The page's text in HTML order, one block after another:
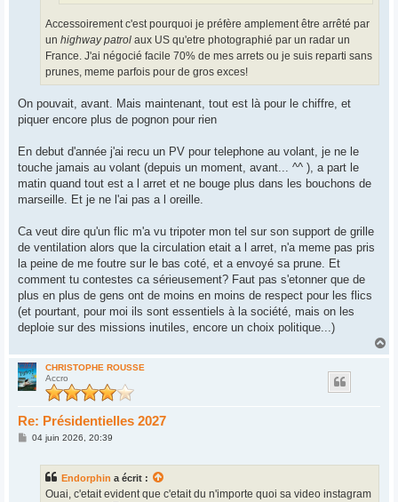
Accessoirement c'est pourquoi je préfère amplement être arrêté par
un highway patrol aux US qu'etre photographié par un radar un
France. J'ai négocié facile 70% de mes arrets ou je suis reparti sans
prunes, meme parfois pour de gros exces!
On pouvait, avant. Mais maintenant, tout est là pour le chiffre, et
piquer encore plus de pognon pour rien
En debut d'année j'ai recu un PV pour telephone au volant, je ne le
touche jamais au volant (depuis un moment, avant... ^^ ), a part le
matin quand tout est a l arret et ne bouge plus dans les bouchons de
marseille. Et je ne l'ai pas a l oreille.
Ca veut dire qu'un flic m'a vu tripoter mon tel sur son support de grille
de ventilation alors que la circulation etait a l arret, n'a meme pas pris
la peine de me foutre sur le bas coté, et a envoyé sa prune. Et
comment tu contestes ca sérieusement? Faut pas s'etonner que de
plus en plus de gens ont de moins en moins de respect pour les flics
(et pourtant, pour moi ils sont essentiels à la société, mais on les
deploie sur des missions inutiles, encore un choix politique...)
a
CHRISTOPHE ROUSSE
Accro
Re: Présidentielles 2027
M04 juin 2026, 20:39
Endorphin a écrit :
Ouai, c'etait evident que c'etait du n'importe quoi sa video instagram